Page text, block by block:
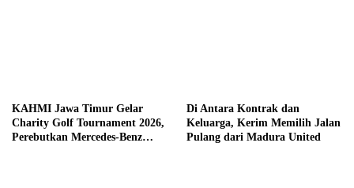
KAHMI Jawa Timur Gelar
Charity Golf Tournament 2026,
Perebutkan Mercedes-Benz
Di Antara Kontrak dan
Keluarga, Kerim Memilih Jalan
Pulang dari Madura United